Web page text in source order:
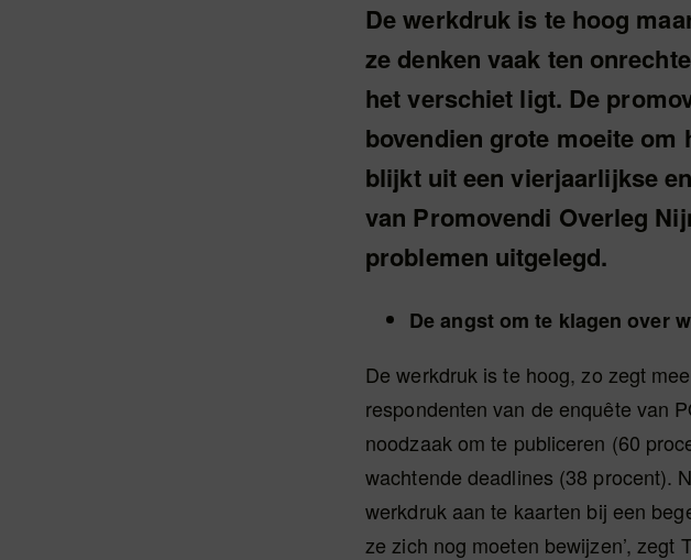
De werkdruk is te hoog
ze denken vaak ten
het verschiet ligt. De
bovendien grote moeite om
blijkt uit een vierjaarlijkse
van Promovendi Overleg
problemen uitgelegd.
De angst om te klagen over
De werkdruk is te hoog, zo zegt
respondenten van de enquête van
noodzaak om te publiceren (60
wachtende deadlines (38 procent).
werkdruk aan te kaarten bij een
ze zich nog moeten bewijzen’,